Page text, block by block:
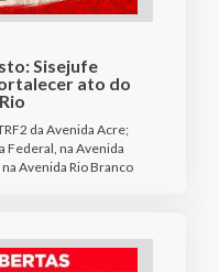
Sisejufe
ato do
da Avenida Acre;
Federal, na Avenida
Avenida Rio Branco